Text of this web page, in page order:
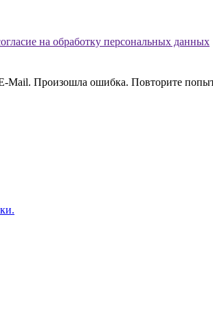
на обработку персональных данных
Mail. Произошла ошибка. Повторите